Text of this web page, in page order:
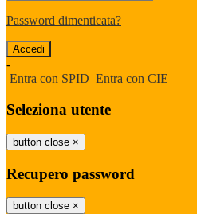
Password dimenticata?
-
Entra con SPID Entra con CIE
Seleziona utente
button close ×
Recupero password
button close ×